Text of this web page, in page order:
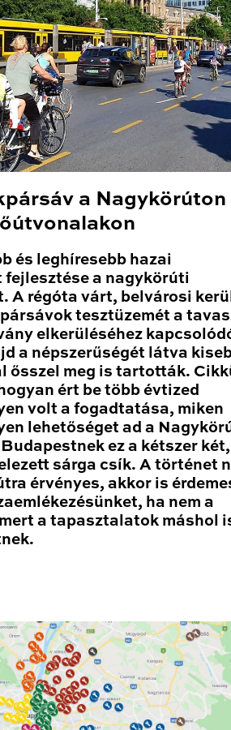
a Nagykörúton
és leghíresebb hazai
fejlesztése a nagykörúti
A régóta várt, belvárosi
tesztüzemét a
elkerüléséhez
a népszerűségét látva
ősszel meg is tartották.
ért be több évtized
volt a fogadtatása, miken
lehetőséget ad a
ez a kétszer
sárga csík. A történet
érvényes, akkor is
ha nem a
a tapasztalatok máshol